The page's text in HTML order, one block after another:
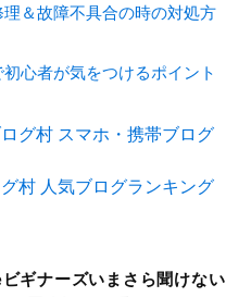
＆故障不具合の時の対処方
心者が気をつけるポイント
村 人気ブログランキング
ギナーズいまさら聞けない